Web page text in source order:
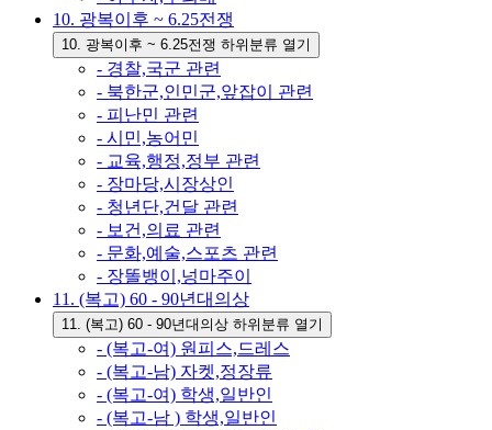
10. 광복이후 ~ 6.25전쟁
10. 광복이후 ~ 6.25전쟁 하위분류 열기
- 경찰,국군 관련
- 북한군,인민군,앞잡이 관련
- 피난민 관련
- 시민,농어민
- 교육,행정,정부 관련
- 장마당,시장상인
- 청년단,건달 관련
- 보건,의료 관련
- 문화,예술,스포츠 관련
- 장똘뱅이,넝마주이
11. (복고) 60 - 90년대의상
11. (복고) 60 - 90년대의상 하위분류 열기
- (복고-여) 원피스,드레스
- (복고-남) 자켓,정장류
- (복고-여) 학생,일반인
- (복고-남 ) 학생,일반인